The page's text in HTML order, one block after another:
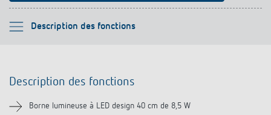
Description des fonctions
Veuillez sélectionner
Informations techniques
Description des fonctions
Borne lumineuse à LED design 40 cm de 8,5 W